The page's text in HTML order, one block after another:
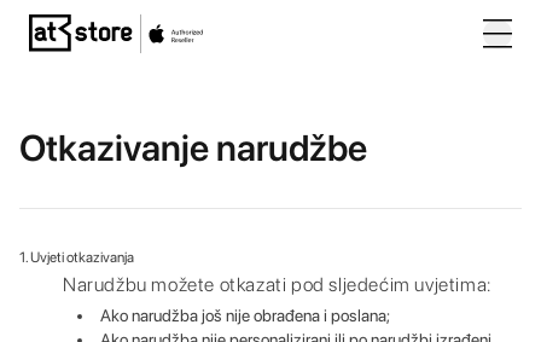
Posjetite početnu stranicu AT Store
Otkazivanje narudžbe
1. Uvjeti otkazivanja
Narudžbu možete otkazati pod sljedećim uvjetima:
Ako narudžba još nije obrađena i poslana;